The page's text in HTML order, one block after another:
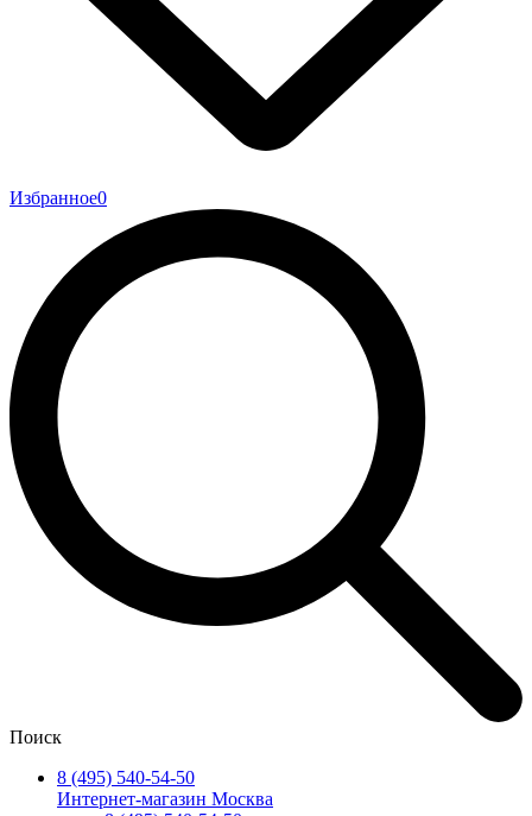
Избранное0
Поиск
8 (495) 540-54-50
Интернет-магазин Москва